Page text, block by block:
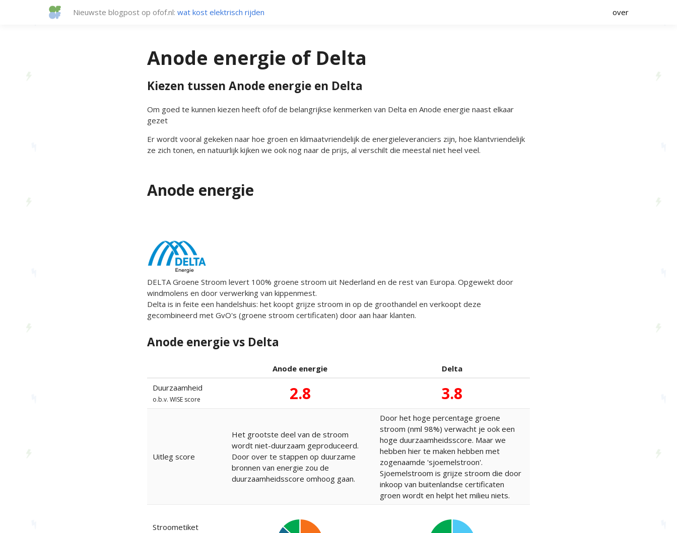
Nieuwste blogpost op ofof.nl: wat kost elektrisch rijden over
Anode energie of Delta
Kiezen tussen Anode energie en Delta
Om goed te kunnen kiezen heeft ofof de belangrijkse kenmerken van Delta en Anode energie naast elkaar
gezet
Er wordt vooral gekeken naar hoe groen en klimaatvriendelijk de energieleveranciers zijn, hoe klantvriendelijk
ze zich tonen, en natuurlijk kijken we ook nog naar de prijs, al verschilt die meestal niet heel veel.
Anode energie
DELTA Groene Stroom levert 100% groene stroom uit Nederland en de rest van Europa. Opgewekt door
windmolens en door verwerking van kippenmest.
Delta is in feite een handelshuis: het koopt grijze stroom in op de groothandel en verkoopt deze
gecombineerd met GvO's (groene stroom certificaten) door aan haar klanten.
Anode energie vs Delta
Anode energie
Delta
Duurzaamheid
o.b.v. WISE score 2.8 3.8
Uitleg score
Het grootste deel van de stroom
wordt niet-duurzaam geproduceerd.
Door over te stappen op duurzame
bronnen van energie zou de
duurzaamheidsscore omhoog gaan.
Door het hoge percentage groene
stroom (nml 98%) verwacht je ook een
hoge duurzaamheidsscore. Maar we
hebben hier te maken hebben met
zogenaamde 'sjoemelstroon'.
Sjoemelstroom is grijze stroom die door
inkoop van buitenlandse certificaten
groen wordt en helpt het milieu niets.
Stroometiket